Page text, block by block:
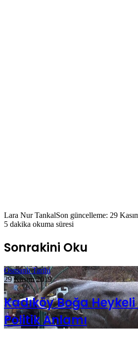
Lara Nur TankalSon güncelleme: 29
5 dakika okuma süresi
Sonrakini Oku
Osmanlı Tarihi
29 Kasım 2019
Kadıköy Boğa
Politik Anlamı